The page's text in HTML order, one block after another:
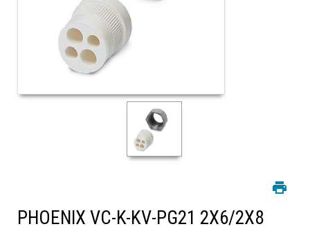
PHOENIX VC-K-KV-PG21 2X6/2X8